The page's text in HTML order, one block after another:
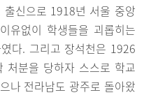
신으로 1918년 서울 중앙
유없이 학생들을 괴롭히는
다. 그리고 장석천은 1926
처분을 당하자 스스로 학교
나 전라남도 광주로 돌아왔